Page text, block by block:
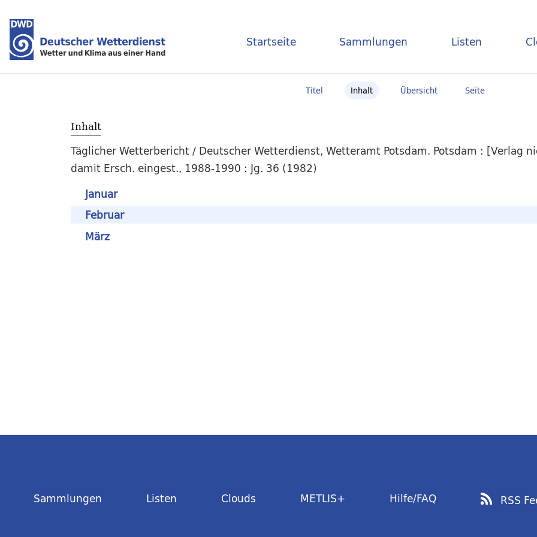
Startseite Sammlungen Listen
Titel Inhalt Übersicht Seite
Inhalt
Täglicher Wetterbericht / Deutscher Wetterdienst, Wetteramt Potsdam. Potsdam : [Verlag
damit Ersch. eingest., 1988-1990 : Jg. 36 (1982)
Januar
Februar
März
Sammlungen Listen Clouds METLIS+ Hilfe/FAQ RSS